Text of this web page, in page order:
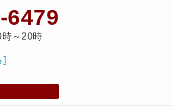
6479
時～20時
]